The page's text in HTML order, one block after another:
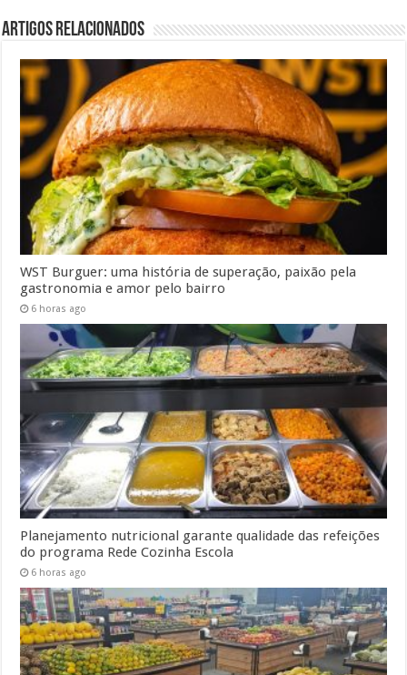
Artigos Relacionados
WST Burguer: uma história de superação, paixão pela
gastronomia e amor pelo bairro
6 horas ago
Planejamento nutricional garante qualidade das refeições
do programa Rede Cozinha Escola
6 horas ago